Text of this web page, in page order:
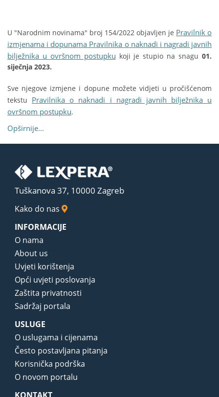
U "Narodnim novinama" broj 154/2022 objavljen je Pravilnik o
izmjenama i dopunama Pravilnika o naknadi i nagradi javnih
bilježnika u ovršnom postupku koji je stupio na snagu01.
siječnja 2023.
Sve njegove izmjene i dopune možete vidjeti u pročišćenom
tekstu Pravilnika o naknadi i nagradi javnih bilježnika u
ovršnom postupku.
Opširnije...
Tuškanova 37, 10000 Zagreb
Kako do nas
INFORMACIJE
O nama
About us
Uvjeti korištenja
Opći uvjeti poslovanja
Zaštita privatnosti
Sadržaj portala
USLUGE
O uslugama i cijenama
Često postavljana pitanja
Korisnička podrška
O novom portalu